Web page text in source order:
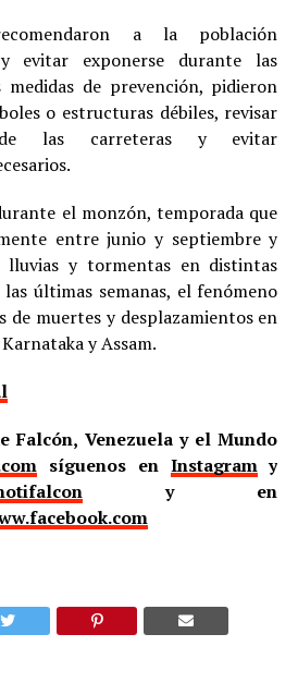
a la población
evitar exponerse durante las
de prevención, pidieron
o estructuras débiles, revisar
las carreteras y evitar
el monzón, temporada que
entre junio y septiembre y
lluvias y tormentas en distintas
últimas semanas, el fenómeno
de muertes y desplazamientos en
y Assam.
Falcón, Venezuela y el Mundo
síguenos en Instagramy
y en